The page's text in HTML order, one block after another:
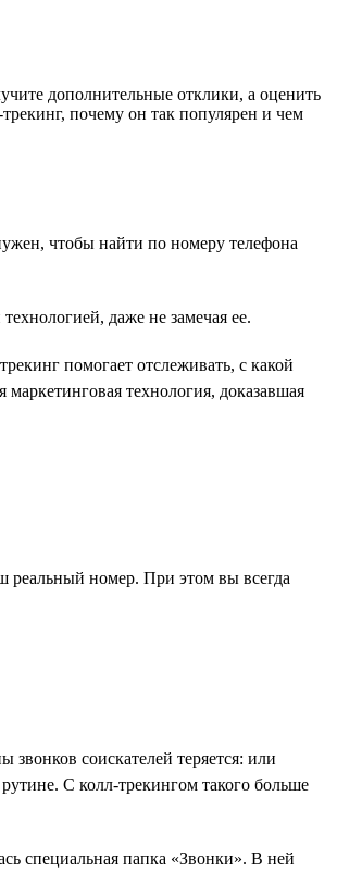
дополнительные отклики, а оценить
почему он так популярен и чем
чтобы найти по номеру телефона
даже не замечая ее.
помогает отслеживать, с какой
технология, доказавшая
реальный номер. При этом вы всегда
соискателей теряется: или
С колл-трекингом такого больше
специальная папка «Звонки». В ней